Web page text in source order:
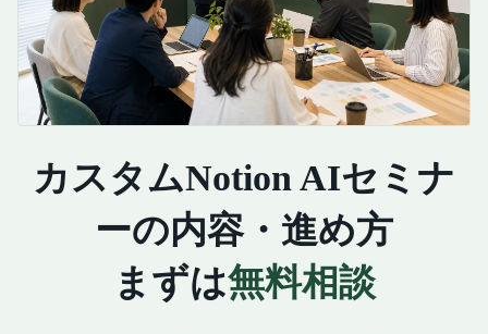
カスタムNotion AIセミナ
ーの内容・進め方
まずは無料相談